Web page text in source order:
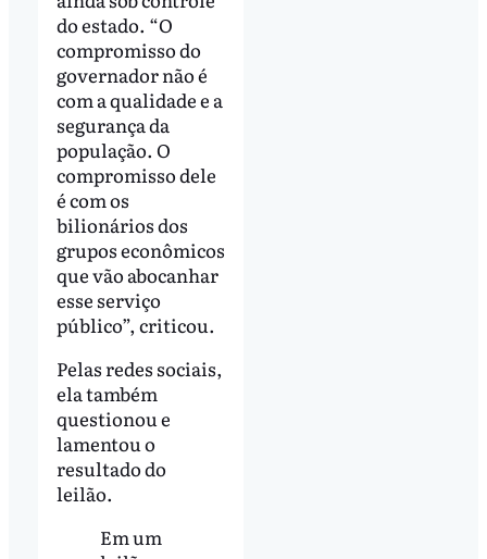
do estado. “O
compromisso do
governador não é
com a qualidade e a
segurança da
população. O
compromisso dele
é com os
bilionários dos
grupos econômicos
que vão abocanhar
esse serviço
público”, criticou.
Pelas redes sociais,
ela também
questionou e
lamentou o
resultado do
leilão.
Em um